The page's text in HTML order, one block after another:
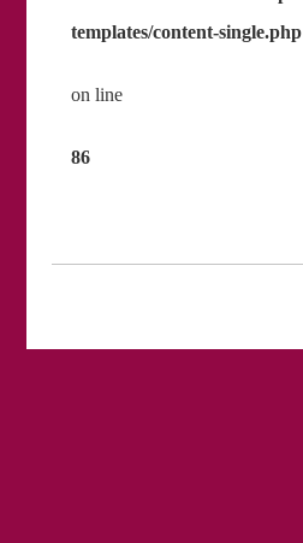
templates/content-single.php
on line
86